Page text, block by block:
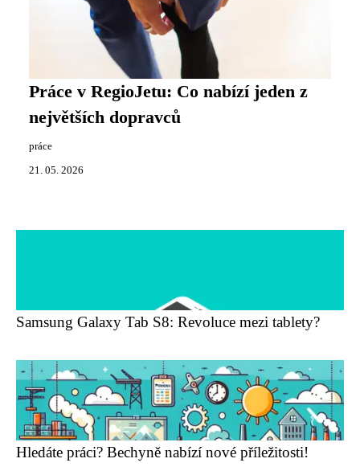
Práce v RegioJetu: Co nabízí jeden z
největších dopravců
práce
21. 05. 2026
Samsung Galaxy Tab S8: Revoluce mezi tablety?
Hledáte práci? Bechyně nabízí nové příležitosti!